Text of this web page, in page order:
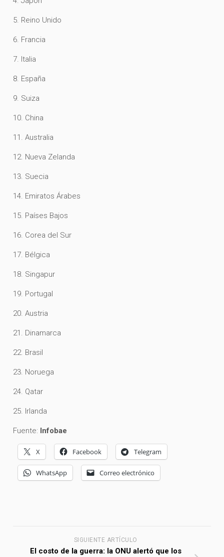
5. Reino Unido
6. Francia
7. Italia
8. España
9. Suiza
10. China
11. Australia
12. Nueva Zelanda
13. Suecia
14. Emiratos Árabes
15. Países Bajos
16. Corea del Sur
17. Bélgica
18. Singapur
19. Portugal
20. Austria
21. Dinamarca
22. Brasil
23. Noruega
24. Qatar
25. Irlanda
Fuente: Infobae
X Facebook Telegram
WhatsApp Correo electrónico
SIGUIENTE ARTÍCULO
El costo de la guerra: la ONU alertó que los